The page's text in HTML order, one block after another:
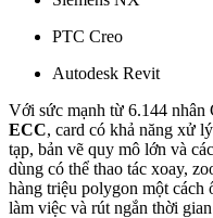
PTC Creo
Autodesk Revit
Với sức mạnh từ 6.144
ECC, card có khả năng xử
tạp, bản vẽ quy mô lớn và
dùng có thể thao tác xoay,
hàng triệu polygon một cách
làm việc và rút ngắn thời